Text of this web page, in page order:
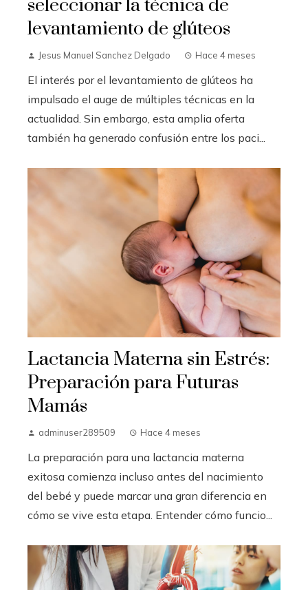
seleccionar la técnica de
levantamiento de glúteos
Jesus Manuel Sanchez Delgado Hace 4 meses
El interés por el levantamiento de glúteos ha
impulsado el auge de múltiples técnicas en la
actualidad. Sin embargo, esta amplia oferta
también ha generado confusión entre los paci...
Lactancia Materna sin Estrés:
Preparación para Futuras
Mamás
adminuser289509 Hace 4 meses
La preparación para una lactancia materna
exitosa comienza incluso antes del nacimiento
del bebé y puede marcar una gran diferencia en
cómo se vive esta etapa. Entender cómo funcio...